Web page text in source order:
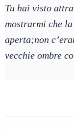
Tu hai visto
mostrarmi che
aperta;non
vecchie ombre